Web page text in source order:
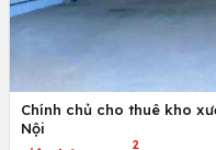
Chính chủ cho thuê kho
Nội
2